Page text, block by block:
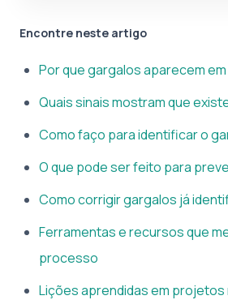
Encontre neste artigo
Por que gargalos aparecem
Quais sinais mostram que
Como faço para identificar o
O que pode ser feito para
Como corrigir gargalos já
Ferramentas e recursos que
processo
Lições aprendidas em projetos